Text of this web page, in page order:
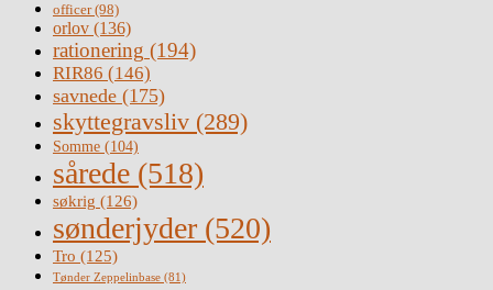
officer(98)
orlov (136)
rationering (194)
RIR86 (146)
savnede (175)
skyttegravsliv (289)
Somme (104)
sårede (518)
søkrig (126)
sønderjyder (520)
Tro (125)
Tønder Zeppelinbase (81)